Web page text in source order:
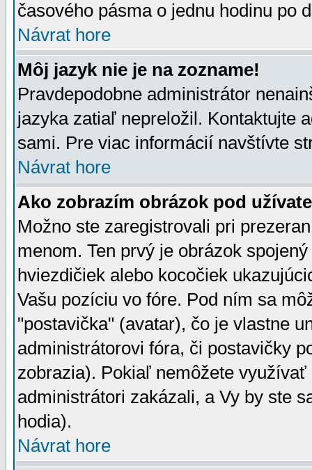
časového pásma o jednu hodinu po
Návrat hore
Môj jazyk nie je na zozname!
Pravdepodobne administrátor
jazyka zatiaľ nepreložil. Kontaktujte
sami. Pre viac informácií navštívte
Návrat hore
Ako zobrazím obrázok pod
Možno ste zaregistrovali pri
menom. Ten prvý je obrázok
hviezdičiek alebo kocočiek
Vašu pozíciu vo fóre. Pod ním sa
"postavička" (avatar), čo je vlastne
administrátorovi fóra, či postavičky
zobrazia). Pokiaľ nemôžete
administrátori zakázali, a Vy by ste
hodia).
Návrat hore